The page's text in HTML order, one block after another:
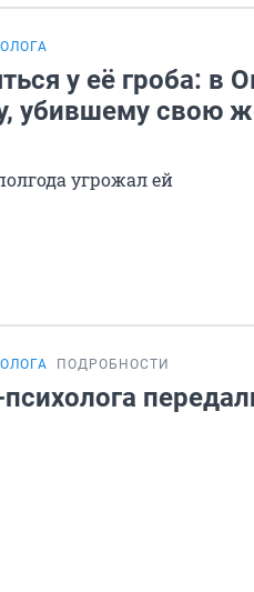
у её гроба: в
убившему свою
угрожал ей
ПОДРОБНОСТИ